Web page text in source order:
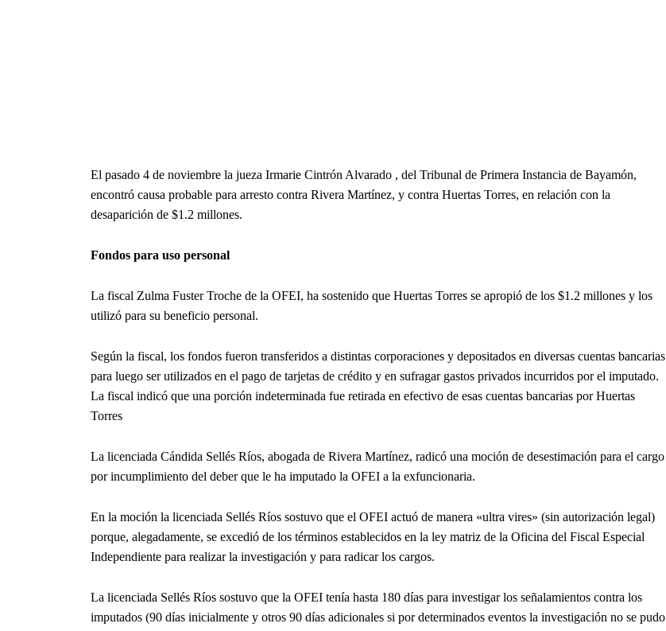
El pasado 4 de noviembre la jueza Irmarie Cintrón Alvarado , del Tribunal de Primera Instancia de Bayamón,
encontró causa probable para arresto contra Rivera Martínez, y contra Huertas Torres, en relación con la
desaparición de $1.2 millones.
Fondos para uso personal
La fiscal Zulma Fuster Troche de la OFEI, ha sostenido que Huertas Torres se apropió de los $1.2 millones y los
utilizó para su beneficio personal.
Según la fiscal, los fondos fueron transferidos a distintas corporaciones y depositados en diversas cuentas bancarias
para luego ser utilizados en el pago de tarjetas de crédito y en sufragar gastos privados incurridos por el imputado.
La fiscal indicó que una porción indeterminada fue retirada en efectivo de esas cuentas bancarias por Huertas
Torres
La licenciada Cándida Sellés Ríos, abogada de Rivera Martínez, radicó una moción de desestimación para el cargo
por incumplimiento del deber que le ha imputado la OFEI a la exfuncionaria.
En la moción la licenciada Sellés Ríos sostuvo que el OFEI actuó de manera «ultra vires» (sin autorización legal)
porque, alegadamente, se excedió de los términos establecidos en la ley matriz de la Oficina del Fiscal Especial
Independiente para realizar la investigación y para radicar los cargos.
La licenciada Sellés Ríos sostuvo que la OFEI tenía hasta 180 días para investigar los señalamientos contra los
imputados (90 días inicialmente y otros 90 días adicionales si por determinados eventos la investigación no se pudo